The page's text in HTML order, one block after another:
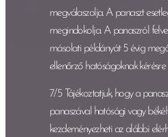
megválaszolja. A panaszt
megindokolja. A panaszról
másolati példányát 5 évig
ellenőrző hatóságoknak
7/5 Tájékoztatjuk, hogy a
panaszával hatósági vagy
kezdeményezheti az alábbi